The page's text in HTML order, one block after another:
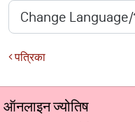
पत्रिका
ऑनलाइन ज्योतिष